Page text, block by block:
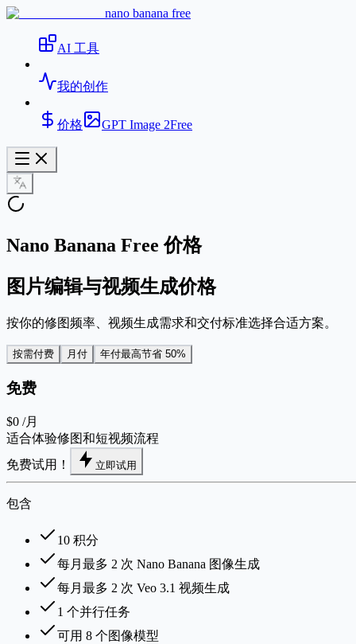
nano banana free
AI 工具
我的创作
价格 GPT Image 2Free
Nano Banana Free 价格
图片编辑与视频生成价格
按你的修图频率、视频生成需求和交付标准选择合适方案。
按需付费 月付 年付最高节省 50%
免费
$0 /月
适合体验修图和短视频流程
免费试用！
立即试用
包含
10 积分
每月最多 2 次 Nano Banana 图像生成
每月最多 2 次 Veo 3.1 视频生成
1 个并行任务
可用 8 个图像模型